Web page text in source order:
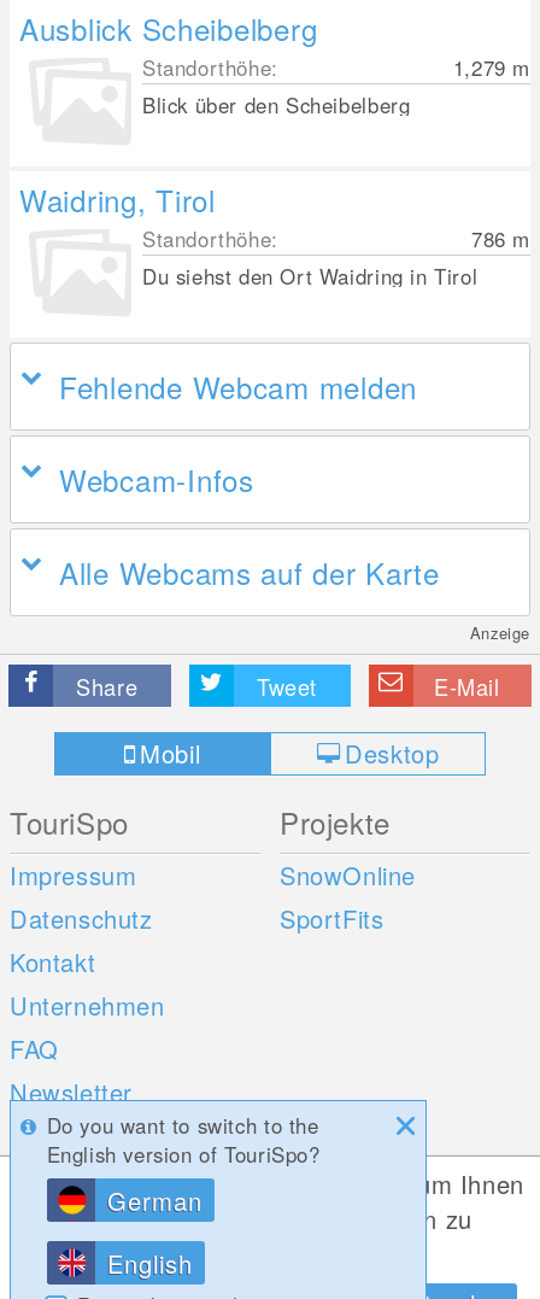
Ausblick Scheibelberg
Standorthöhe: 1,279 m
Blick über den Scheibelberg
Waidring, Tirol
Standorthöhe: 786 m
Du siehst den Ort Waidring in Tirol
Fehlende Webcam melden
Webcam-Infos
Alle Webcams auf der Karte
Anzeige
Share Tweet E-Mail
Mobil Desktop
TouriSpo
Impressum
Datenschutz
Kontakt
Unternehmen
FAQ
Newsletter
Umfragen
Projekte
SnowOnline
SportFits
Mobile Apps Social Web
Do you want to switch to the
English version of TouriSpo?
German
English
Diese Website verwendet Cookies, um Ihnen
die bestmögliche Funktionalität bieten zu
können.